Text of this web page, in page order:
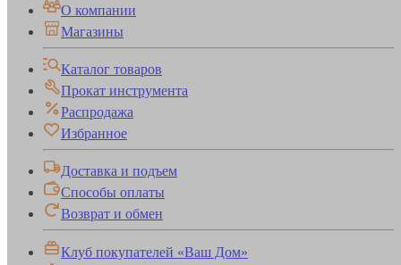
О компании
Магазины
Каталог товаров
Прокат инструмента
Распродажа
Избранное
Доставка и подъем
Способы оплаты
Возврат и обмен
Клуб покупателей «Ваш Дом»